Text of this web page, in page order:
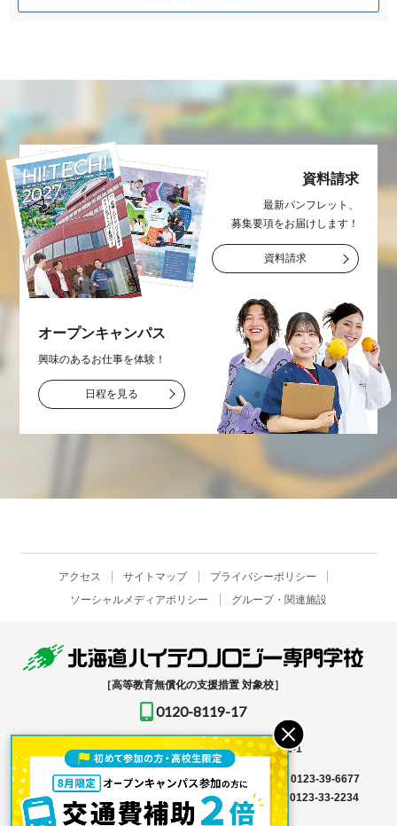
資料請求
最新パンフレット、
募集要項をお届け します！
資料請求
オープンキャンパス
興味のあるお仕事を体験！
日程を見る
アクセス サイトマップ
プライバシーポリシー
ソーシャルメディアポリシー
グループ・関連施設
［高等教育無償化の支援措置 対象校］
0120-8119-17
〒061-1396北海道恵庭市恵み野北2-12-1
入学事務局はこちら → TEL0123-39-6666
FAX 0123-39-6677
その他はこちら →
0123-36-8119FAX 0123-33-2234